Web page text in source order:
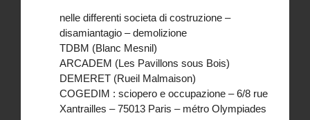
nelle differenti societa di costruzione –
disamiantagio – demolizione
TDBM (Blanc Mesnil)
ARCADEM (Les Pavillons sous Bois)
DEMERET (Rueil Malmaison)
COGEDIM : sciopero e occupazione – 6/8 rue
Xantrailles – 75013 Paris – métro Olympiades